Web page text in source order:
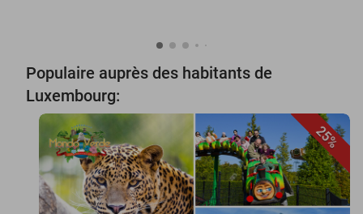
Populaire auprès des habitants de
Luxembourg:
25%